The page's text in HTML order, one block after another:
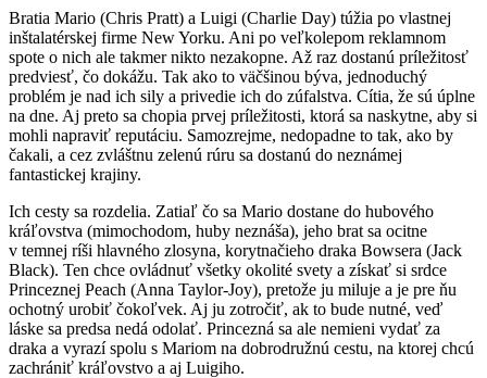
Bratia Mario (Chris Pratt) a Luigi (Charlie Day) túžia po vlastnej
inštalatérskej firme New Yorku. Ani po veľkolepom reklamnom
spote o nich ale takmer nikto nezakopne. Až raz dostanú príležitosť
predviesť, čo dokážu. Tak ako to väčšinou býva, jednoduchý
problém je nad ich sily a privedie ich do zúfalstva. Cítia, že sú úplne
na dne. Aj preto sa chopia prvej príležitosti, ktorá sa naskytne, aby si
mohli napraviť reputáciu. Samozrejme, nedopadne to tak, ako by
čakali, a cez zvláštnu zelenú rúru sa dostanú do neznámej
fantastickej krajiny.
Ich cesty sa rozdelia. Zatiaľ čo sa Mario dostane do hubového
kráľovstva (mimochodom, huby neznáša), jeho brat sa ocitne
v temnej ríši hlavného zlosyna, korytnačieho draka Bowsera (Jack
Black). Ten chce ovládnuť všetky okolité svety a získať si srdce
Princeznej Peach (Anna Taylor-Joy), pretože ju miluje a je pre ňu
ochotný urobiť čokoľvek. Aj ju zotročiť, ak to bude nutné, veď
láske sa predsa nedá odolať. Princezná sa ale nemieni vydať za
draka a vyrazí spolu s Mariom na dobrodružnú cestu, na ktorej chcú
zachrániť kráľovstvo a aj Luigiho.